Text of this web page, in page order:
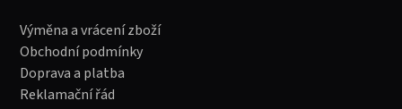
Výměna a vrácení zboží
Obchodní podmínky
Doprava a platba
Reklamační řád